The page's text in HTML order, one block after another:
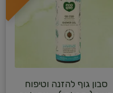
סבון גוף להזנה וטיפוח